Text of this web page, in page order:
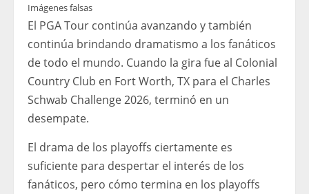
Imágenes falsas
El PGA Tour continúa avanzando y también
continúa brindando dramatismo a los fanáticos
de todo el mundo. Cuando la gira fue al Colonial
Country Club en Fort Worth, TX para el Charles
Schwab Challenge 2026, terminó en un
desempate.
El drama de los playoffs ciertamente es
suficiente para despertar el interés de los
fanáticos, pero cómo termina en los playoffs